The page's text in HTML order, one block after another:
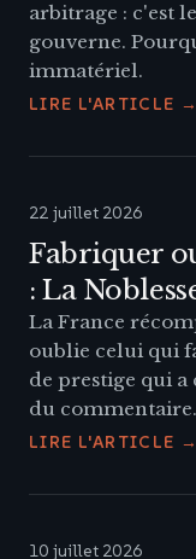
arbitrage : c'est
gouverne.
immatériel.
LIRE L'ARTICLE →
22 juillet 2026
Fabriquer
: La
La France
oublie celui qui
de prestige qui
du commentaire.
LIRE L'ARTICLE →
10 juillet 2026